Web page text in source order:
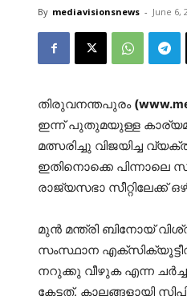
By mediavisionsnews - June 6,
തിരുവനന്തപുരം
ഇന്ന് പുതുമയുള്ള
മത്സരിച്ചു വിജയിച്ച
ഇതിനൊക്കെ പിന്നാലെ
രാജ്യസഭാ സീറ്റിലേക്ക്
മുന്‍ മന്ത്രി ബിനോയ്
സംസ്ഥാന എക്സിക്യൂട്ടീവ്
നറുക്കു വീഴുക എന്ന
കേട്ടത്. കാലങ്ങളായി